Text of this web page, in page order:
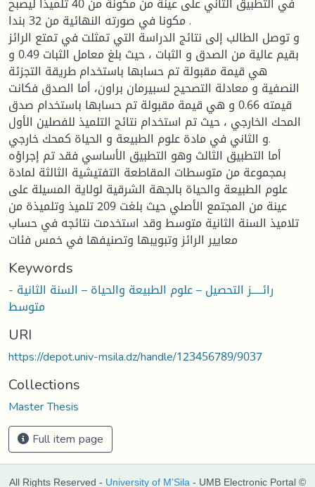
مكونا في صورته النهائية من 32 بندا .
و توصل الطالب إلى نتائج الدراسة التي تمثلت في تمتع الرائز
بقيم عالية من الصدق و الثبات ، حيث بلغ معامل الثبات 0.49 و
هي قيمة مقبولة تم حسابها باستخدام طريقة التجزئة
النصفية و معادلة التصحيح لسبيرمان براون، أما الصدق فكانت
قيمته 0.66 و هي قيمة مقبولة تم حسابها باستخدام صدق
المحك الخارجي ، حيث تم استخدام نتائج التلميذ للفصلين الأول
و الثاني في مادة علوم الطبيعة و الحياة كمحك خارجي.
أما التطبيق الثالث وهو التطبيق الأساسي فقد تم إجراؤه
بمجموعة من متوسطات المقاطعة التفتيشية الثالثة لمادة
علوم الطبيعة والحياة بالجهة الشرقية لولاية المسيلة على
عينة من المجتمع الأصلي حيث بلغت 209 تلميذ وتلميذة من
تلاميذ السنة الثانية متوسط وقد استخدمت نتائجه في حساب
معايير الرائز وتبويبها وتصنيفها في خمس فئات
Keywords
- رائـــــز التحصيل – علوم الطبيعة والحياة – السنة الثانية
متوسط
URI
https://depot.univ-msila.dz/handle/123456789/9037
Collections
Master Thesis
Full item page
All Rights Reserved - University of M'Sila - UMB Electronic Portal ©